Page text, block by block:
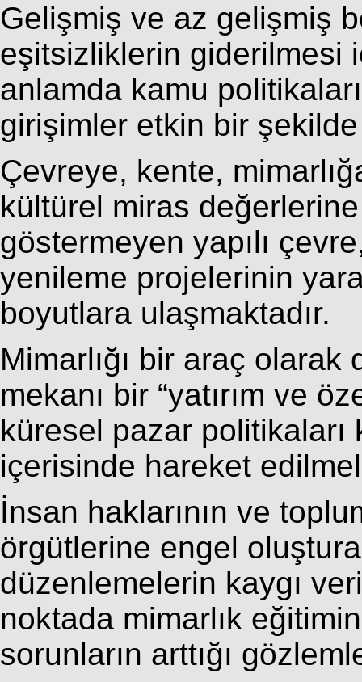
Gelişmiş ve az gelişmiş
eşitsizliklerin giderilmesi
anlamda kamu
girişimler etkin bir şekilde
Çevreye, kente,
kültürel miras değerlerine
göstermeyen yapılı
yenileme projelerinin
boyutlara ulaşmaktadır.
Mimarlığı bir araç
mekanı bir “yatırım ve
küresel pazar politikaları
içerisinde hareket
İnsan haklarının ve
örgütlerine engel
düzenlemelerin kaygı
noktada mimarlık
sorunların arttığı